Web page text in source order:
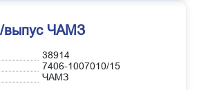
/выпус ЧАМЗ
38914
7406-1007010/15
ЧАМЗ